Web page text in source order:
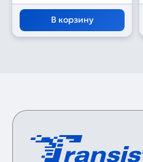
В корзину